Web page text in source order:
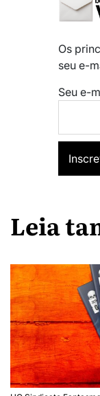
Os
seu e-
Seu e-
Leia